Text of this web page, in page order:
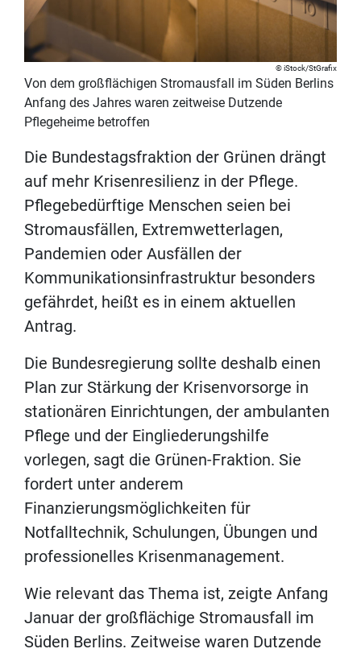
iStock/StGrafix
Von dem großflächigen Stromausfall im Süden Berlins
Anfang des Jahres waren zeitweise Dutzende
Pflegeheime betroffen
Die Bundestagsfraktion der Grünen drängt
auf mehr Krisenresilienz in der Pflege.
Pflegebedürftige Menschen seien bei
Stromausfällen, Extremwetterlagen,
Pandemien oder Ausfällen der
Kommunikationsinfrastruktur besonders
gefährdet, heißt es in einem aktuellen
Antrag.
Die Bundesregierung sollte deshalb einen
Plan zur Stärkung der Krisenvorsorge in
stationären Einrichtungen, der ambulanten
Pflege und der Eingliederungshilfe
vorlegen, sagt die Grünen-Fraktion. Sie
fordert unter anderem
Finanzierungsmöglichkeiten für
Notfalltechnik, Schulungen, Übungen und
professionelles Krisenmanagement.
Wie relevant das Thema ist, zeigte Anfang
Januar der großflächige Stromausfall im
Süden Berlins. Zeitweise waren Dutzende